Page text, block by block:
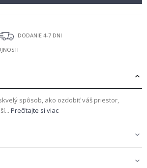
DODANIE 4-7 DNI
spôsob, ako ozdobiť váš priestor,
Prečítajte si viac